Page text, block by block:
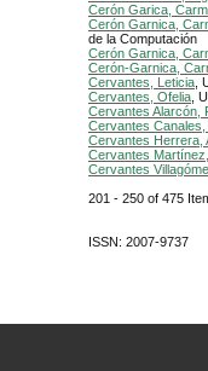
Cerón Garica,
Cerón Garnica,
de la Computación
Cerón Garnica,
Cerón-Garnica,
Cervantes, Leticia ,
Cervantes, Ofelia ,
Cervantes Alarcón,
Cervantes Canales,
Cervantes Herrera,
Cervantes
Cervantes
201 - 250 of 475
ISSN: 2007-9737